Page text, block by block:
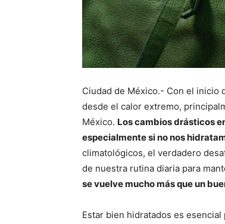
Ciudad de México.- Con el inicio
desde el calor extremo,
México. Los cambios drásticos
especialmente si no nos
climatológicos, el verdadero
de nuestra rutina diaria para
se vuelve mucho más que un
Estar bien hidratados es